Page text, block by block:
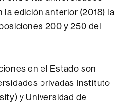
la edición anterior (2018) la
200 y 250 del
en el Estado son
privadas Instituto
y Universidad de